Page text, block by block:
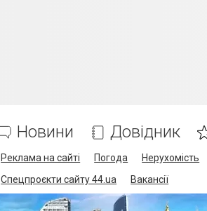
Новини Довідник
Реклама на сайті Погода Нерухомість
Спецпроєкти сайту 44.ua
Вакансії